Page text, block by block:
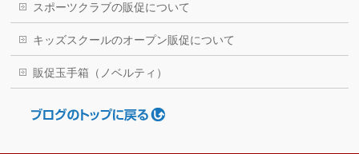
スポーツクラブの販促について
キッズスクールのオープン販促について
販促玉手箱（ノベルティ）